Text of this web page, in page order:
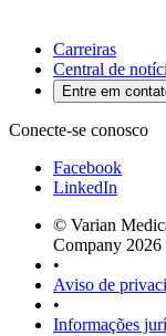
Carreiras
Central de
Entre em
Conecte-se conosco
Facebook
LinkedIn
© Varian
Company 2026
•
Aviso de
•
Informações